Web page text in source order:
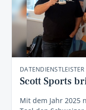
Scott Sports
Mit dem Jahr 2025